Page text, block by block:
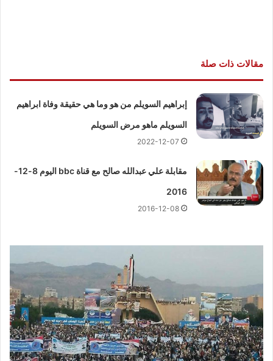
مقالات ذات صلة
إبراهيم السويلم من هو وما هي حقيقة وفاة ابراهيم
السويلم ماهو مرض السويلم
2022-12-07
مقابلة علي عبدالله صالح مع قناة bbc اليوم 8-12-
2016
2016-12-08